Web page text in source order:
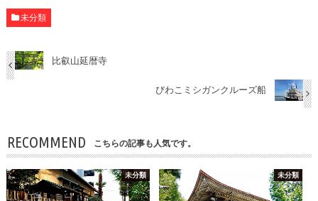
未分類
比叡山延暦寺
びわこミシガンクルーズ船
RECOMMEND こちらの記事も人気です。
未分類 未分類